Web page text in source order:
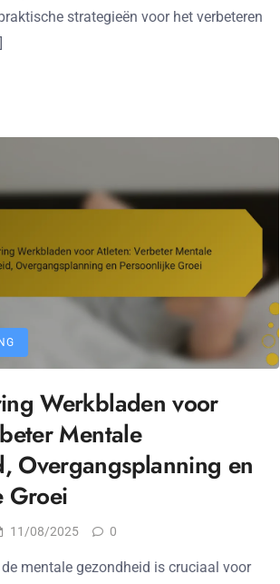
strategieën voor het verbeteren
Werkbladen voor
Mentale
Overgangsplanning en
Groei
11/08/2025 0
mentale gezondheid is cruciaal voor